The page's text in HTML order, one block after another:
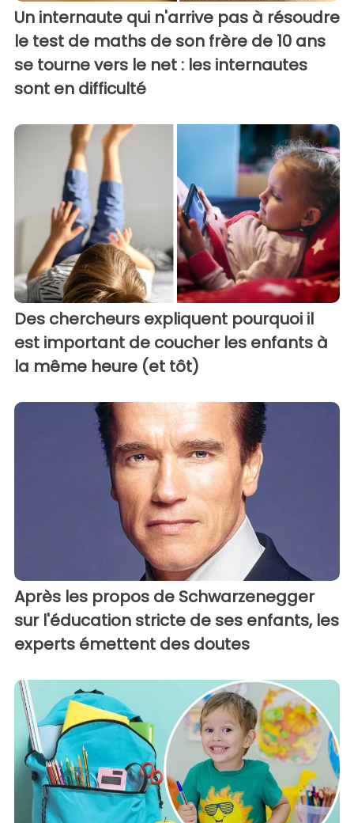
Un internaute qui n'arrive pas à résoudre
le test de maths de son frère de 10 ans
se tourne vers le net : les internautes
sont en difficulté
Des chercheurs expliquent pourquoi il
est important de coucher les enfants à
la même heure (et tôt)
Après les propos de Schwarzenegger
sur l'éducation stricte de ses enfants, les
experts émettent des doutes